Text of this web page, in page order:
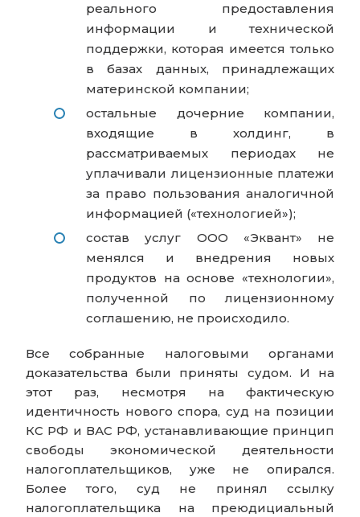
реального предоставления
информации и технической
поддержки, которая имеется только
в базах данных, принадлежащих
материнской компании;
остальные дочерние компании,
входящие в холдинг, в
рассматриваемых периодах не
уплачивали лицензионные платежи
за право пользования аналогичной
информацией («технологией»);
состав услуг ООО «Эквант» не
менялся и внедрения новых
продуктов на основе «технологии»,
полученной по лицензионному
соглашению, не происходило.
Все собранные налоговыми органами
доказательства были приняты судом. И на
этот раз, несмотря на фактическую
идентичность нового спора, суд на позиции
КС РФ и ВАС РФ, устанавливающие принцип
свободы экономической деятельности
налогоплательщиков, уже не опирался.
Более того, суд не принял ссылку
налогоплательщика на преюдициальный